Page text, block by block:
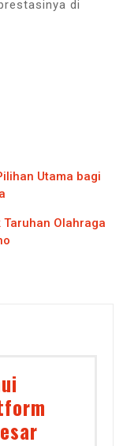
di
Utama bagi
Olahraga